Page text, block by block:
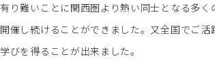
有り難いことに関西圏より熱い同士となる多
開催し続けることができました。又全国でご
学びを得ることが出来ました。